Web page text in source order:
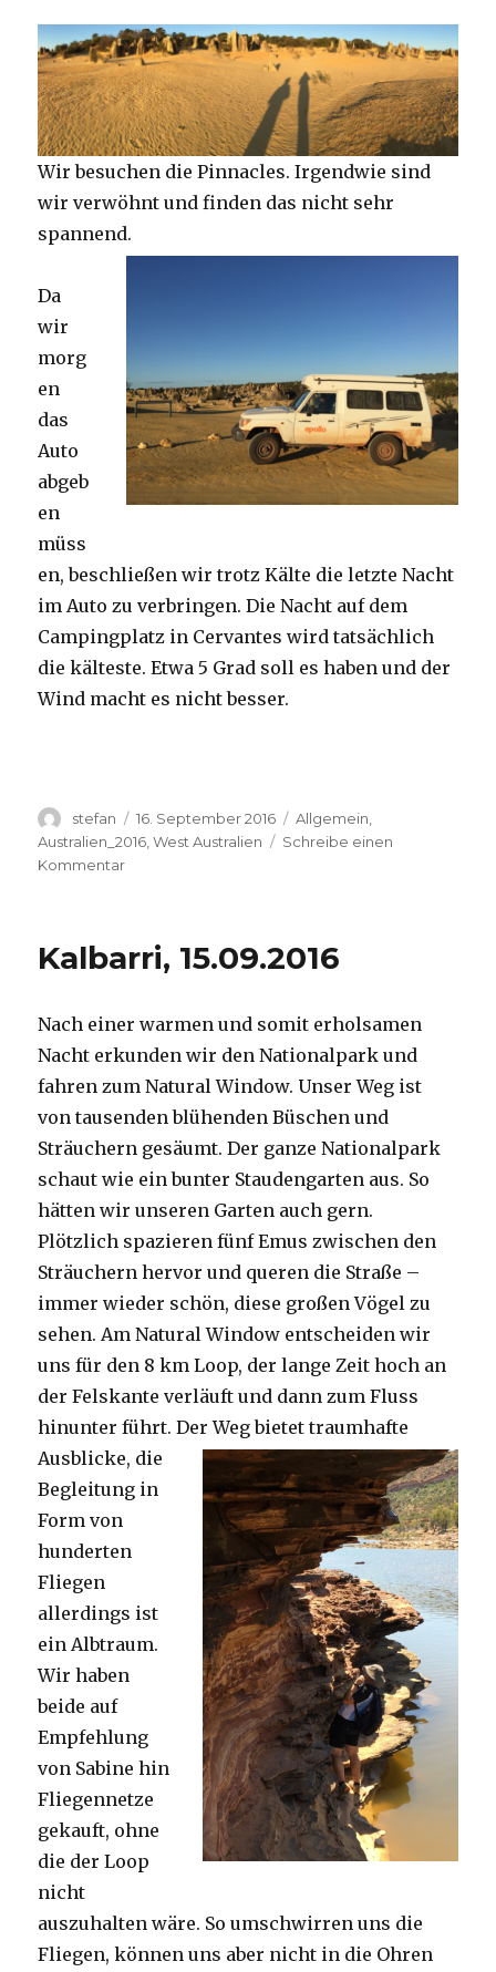
Wir besuchen die Pinnacles. Irgendwie sind
wir verwöhnt und finden das nicht sehr
spannend.
Da
wir
morg
en
das
Auto
abgeb
en
müss
en, beschließen wir trotz Kälte die letzte Nacht
im Auto zu verbringen. Die Nacht auf dem
Campingplatz in Cervantes wird tatsächlich
die kälteste. Etwa 5 Grad soll es haben und der
Wind macht es nicht besser.
Autor
stefan
Veröffentlicht
am
16. September 2016 Kategorien
Allgemein
Australien_2016 ,West Australien
Schreibe einen
Kommentarzu
Kalbarri, 15.09.2016
Nach einer warmen und somit erholsamen
Nacht erkunden wir den Nationalpark und
fahren zum Natural Window. Unser Weg ist
von tausenden blühenden Büschen und
Sträuchern gesäumt. Der ganze Nationalpark
schaut wie ein bunter Staudengarten aus. So
hätten wir unseren Garten auch gern.
Plötzlich spazieren fünf Emus zwischen den
Sträuchern hervor und queren die Straße –
immer wieder schön, diese großen Vögel zu
sehen. Am Natural Window entscheiden wir
uns für den 8 km Loop, der lange Zeit hoch an
der Felskante verläuft und dann zum Fluss
hinunter führt. Der Weg bietet traumhafte
Ausblicke, die
Begleitung in
Form von
hunderten
Fliegen
allerdings ist
ein Albtraum.
Wir haben
beide auf
Empfehlung
von Sabine hin
Fliegennetze
gekauft, ohne
die der Loop
nicht
auszuhalten wäre. So umschwirren uns die
Fliegen, können uns aber nicht in die Ohren